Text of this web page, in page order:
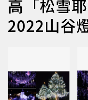
高「松雪
2022山谷